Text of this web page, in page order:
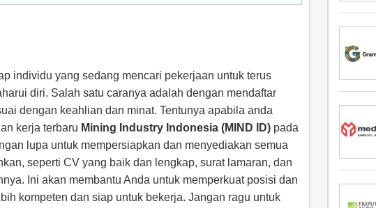
individu yang sedang mencari pekerjaan untuk terus
diri. Salah satu caranya adalah dengan mendaftar
dengan keahlian dan minat. Tentunya apabila anda
kerja terbaru Mining Industry Indonesia (MIND ID) pada
lupa untuk mempersiapkan dan menyediakan semua
seperti CV yang baik dan lengkap, surat lamaran, dan
Ini akan membantu Anda untuk memperkuat posisi dan
kompeten dan siap untuk bekerja. Jangan ragu untuk